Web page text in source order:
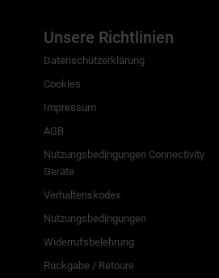
Unsere Richtlinien
Datenschutzerklärung
Cookies
Impressum
AGB
Nutzungsbedingungen Connectivity
Geräte
Verhaltenskodex
Nutzungsbedingungen
Widerrufsbelehrung
Rückgabe / Retoure